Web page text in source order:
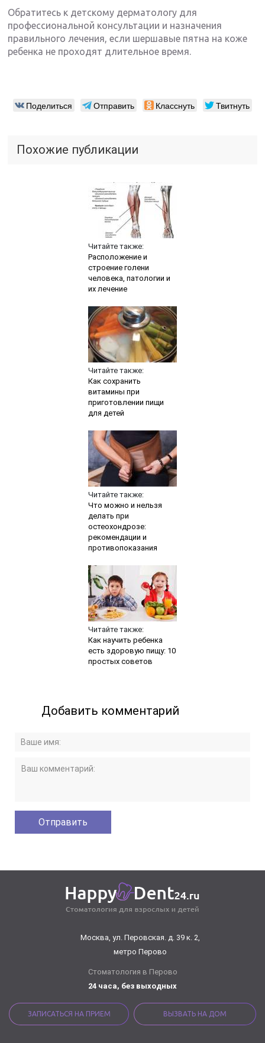
Обратитесь к детскому дерматологу для
профессиональной консультации и назначения
правильного лечения, если шершавые пятна на коже
ребенка не проходят длительное время.
Поделиться Отправить Класснуть Твитнуть
Похожие публикации
Читайте также:
Расположение и
строение голени
человека, патологии и
их лечение
Читайте также:
Как сохранить
витамины при
приготовлении пищи
для детей
Читайте также:
Что можно и нельзя
делать при
остеохондрозе:
рекомендации и
противопоказания
Читайте также:
Как научить ребенка
есть здоровую пищу: 10
простых советов
Добавить комментарий
Москва, ул. Перовская. д. 39 к. 2,
метро Перово
Стоматология в Перово
24 часа, без выходных
ЗАПИСАТЬСЯ НА ПРИЕМ ВЫЗВАТЬ НА ДОМ